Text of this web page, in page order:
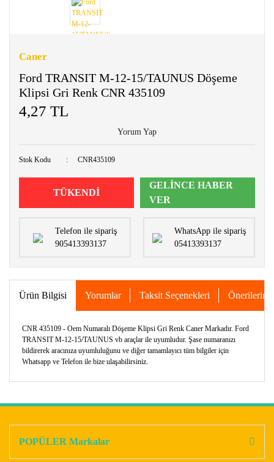
Caner
Ford TRANSIT M-12-15/TAUNUS Döşeme
Klipsi Gri Renk CNR 435109
4,27 TL
Yorum Yap
Stok Kodu CNR435109
TÜKENDİ
GELİNCE HABER
VER
Telefon ile sipariş
905413393137
WhatsApp ile sipariş
05413393137
Ürün Bilgisi Yorumlar Taksit Seçenekleri Önerileriniz
CNR 435109 - Oem Numaralı Döşeme Klipsi Gri Renk Caner Markadır. Ford
TRANSIT M-12-15/TAUNUS vb araçlar ile uyumludur. Şase numaranızı
bildirerek aracınıza uyumluluğunu ve diğer tamamlayıcı tüm bilgiler için
Whatsapp ve Telefon ile bize ulaşabilirsiniz.
POPÜLER Markalar